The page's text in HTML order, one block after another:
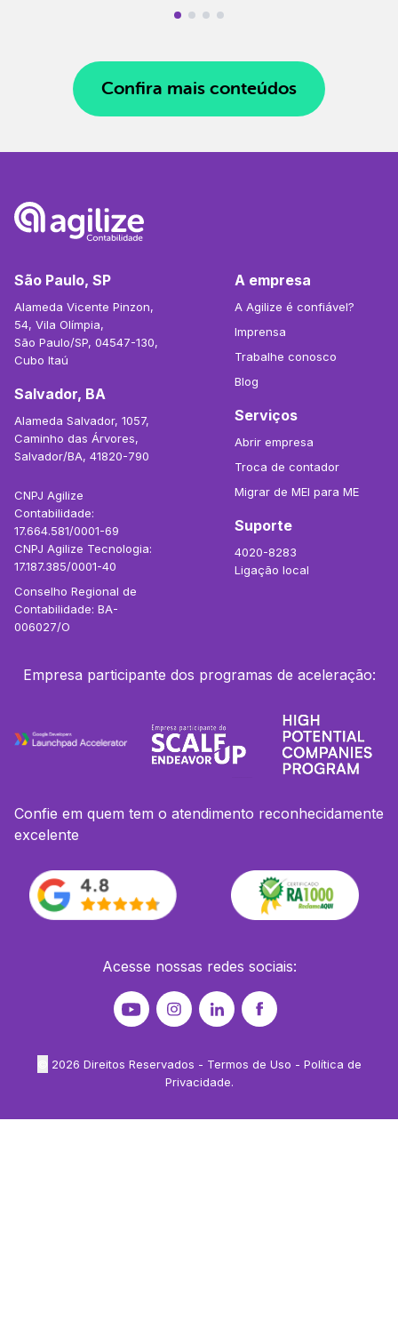
Confira mais conteúdos
São Paulo, SP
Alameda Vicente Pinzon,
54, Vila Olímpia,
São Paulo/SP, 04547-130,
Cubo Itaú
Salvador, BA
Alameda Salvador, 1057,
Caminho das Árvores,
Salvador/BA, 41820-790
CNPJ Agilize
Contabilidade:
17.664.581/0001-69
CNPJ Agilize Tecnologia:
17.187.385/0001-40
Conselho Regional de
Contabilidade: BA-
006027/O
A empresa
A Agilize é confiável?
Imprensa
Trabalhe conosco
Blog
Serviços
Abrir empresa
Troca de contador
Migrar de MEI para ME
Suporte
4020-8283
Ligação local
Empresa participante dos programas de aceleração:
Confie em quem tem o atendimento reconhecidamente
excelente
Acesse nossas redes sociais:
2026 Direitos Reservados - Termos de Uso - Política de
Privacidade.